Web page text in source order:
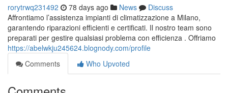
rorytrwq231492 78 days ago News
Discuss
Affrontiamo l’assistenza impianti di climatizzazione a Milano,
garantendo riparazioni efficienti e certificati. Il nostro team sono
preparati per gestire qualsiasi problema con efficienza . Offriamo
https://abelwkju245624.blognody.com/profile
Comments
Who Upvoted